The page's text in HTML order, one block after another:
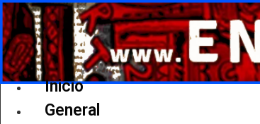
Ir
al
contenido
Inicio
General